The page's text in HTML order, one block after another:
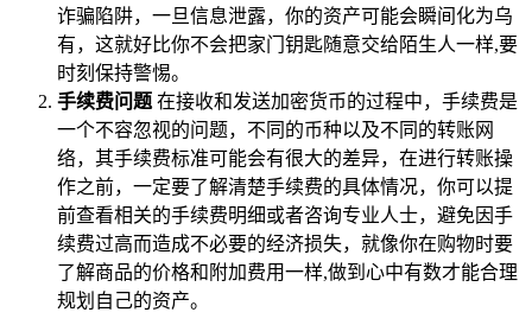
诈骗陷阱，一旦信息泄露，你的资产可能会瞬间化为乌
有，这就好比你不会把家门钥匙随意交给陌生人一样,要
时刻保持警惕。
手续费问题 在接收和发送加密货币的过程中，手续费是
一个不容忽视的问题，不同的币种以及不同的转账网
络，其手续费标准可能会有很大的差异，在进行转账操
作之前，一定要了解清楚手续费的具体情况，你可以提
前查看相关的手续费明细或者咨询专业人士，避免因手
续费过高而造成不必要的经济损失，就像你在购物时要
了解商品的价格和附加费用一样,做到心中有数才能合理
规划自己的资产。